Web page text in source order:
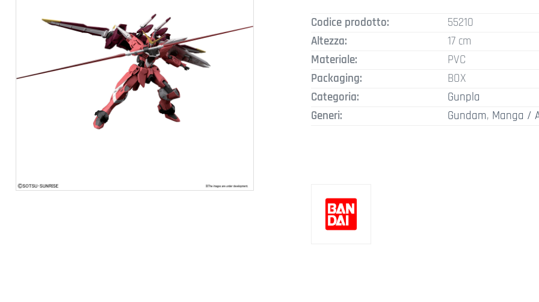
Codice prodotto:
55210
Altezza:
17 cm
Materiale:
PVC
Packaging:
BOX
Categoria:
Gunpla
Generi:
Gundam, Manga /